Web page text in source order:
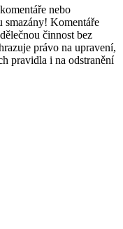
nebo
smazány! Komentáře
činnost bez
právo na upravení,
pravidla i na odstranění